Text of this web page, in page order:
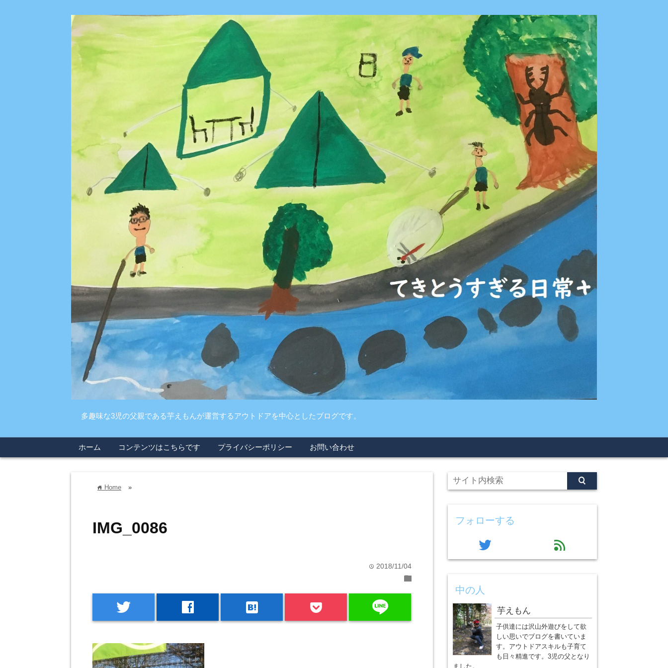
多趣味な3児の父親である芋えもんが運営するアウトドアを中心としたブログです。
ホーム コンテンツはこちらです プライバシーポリシー お問い合わせ
home Home »
IMG_0086
time 2018/11/04
folder
twitter facebook hatenabookmark line
フォローする
twitter feed
中の人
芋えもん
子供達には沢山外遊びをして欲
しい思いでブログを書いていま
す。アウトドアスキルも子育て
も日々精進です。3児の父となり
ました。